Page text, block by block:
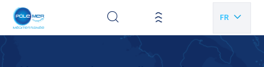
FR
EN
Panneau de gestion des cookies